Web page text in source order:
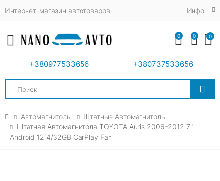
Интернет-магазин автотоваров Инфо
Toggle mobile menu
+380977533656 +380737533656
Search
0 0 0
Автомагнитолы
Штатные Автомагнитолы
Штатная Автомагнитола TOYOTA Auris 2006–2012 7"
Android 12 4/32GB CarPlay Fan